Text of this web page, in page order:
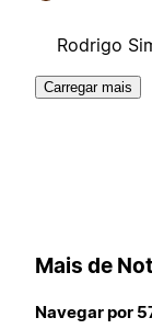
Rodrigo
Carregar mais
Mais de
Navegar por